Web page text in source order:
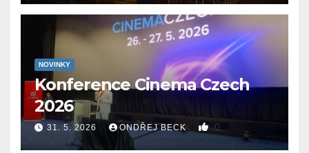
NOVINKY
Konference Cinema Czech
2026
31. 5. 2026 ONDŘEJ BECK 0